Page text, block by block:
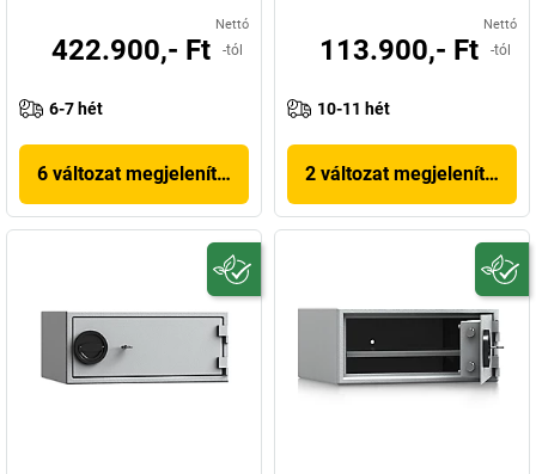
Nettó
422.900,- Ft -tól
6-7 hét
6 változat megjelenítése
Nettó
113.900,- Ft -tól
10-11 hét
2 változat megjelenítése